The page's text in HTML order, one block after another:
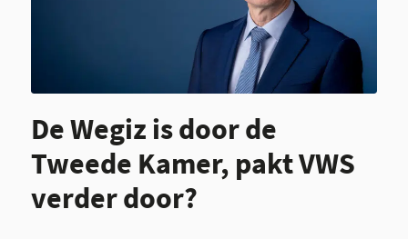
De Wegiz is door de
Tweede Kamer, pakt VWS
verder door?